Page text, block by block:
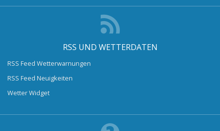
RSS UND WETTERDATEN
RSS Feed Wetterwarnungen
RSS Feed Neuigkeiten
Wetter Widget